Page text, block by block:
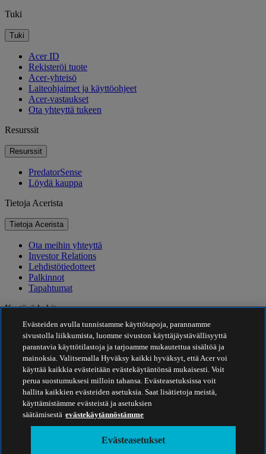
Tuki
Tuki
Acer ID
Rekisteröi tuote
Acer-yhteisö
Laiteohjaimet ja käyttöohjeet
Acer-vastaukset
Ota yhteyttä tukeen
Resurssit
Resurssit
PredatorSense
Löydä kauppa
Tietoja Acerista
Tietoja Acerista
Ota meihin yhteyttä
Investor Relations
Lehdistötiedotteet
Palkinnot
Tapahtumat
Kestävä kehitys
Kestävä kehitys
Yhteiskuntavastuu
Tuotteen hiilijalanjälki
Project Humanity
Earthion
Tietosuojakäytäntö
Evästekäytäntö
Oikeudellinen huomautus
Evästeiden avulla tunnistamme käyttötapoja, parannamme
sivustolla liikkumista, luomme sivuston käyttäjäystävällisyyttä
parantavia käyttötilastoja ja tarjoamme mukautettua sisältöä ja
mainoksia. Valitsemalla Hyväksy kaikki hyväksyt, että Acer voi
käyttää kaikkia evästeitään evästekäytäntönsä mukaisesti. Voit
perua suostumuksesi milloin tahansa. Evästeasetuksissa voit
hallita kaikkien evästeiden asetuksia. Saat lisätietoja meistä,
käyttämistämme evästeistä ja asetuksien
säätämisestä evästekäytännöstämme
Evästeasetukset